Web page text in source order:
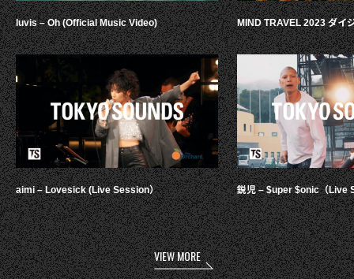
luvis – Oh (Official Music Video)
aimi – Lovesick (Live Session）
MIND TRAVEL 2023 ダイ
鋭児 – $uper $onic（Live
VIEW MORE